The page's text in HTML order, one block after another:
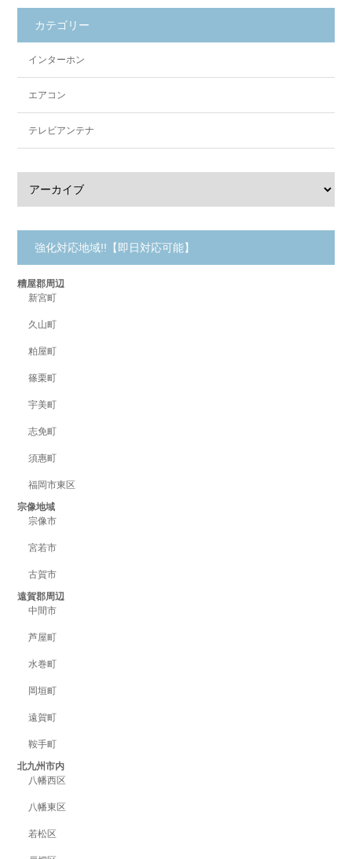
カテゴリー
インターホン
エアコン
テレビアンテナ
強化対応地域!!【即日対応可能】
糟屋郡周辺
新宮町
久山町
粕屋町
篠栗町
宇美町
志免町
須惠町
福岡市東区
宗像地域
宗像市
宮若市
古賀市
遠賀郡周辺
中間市
芦屋町
水巻町
岡垣町
遠賀町
鞍手町
北九州市内
八幡西区
八幡東区
若松区